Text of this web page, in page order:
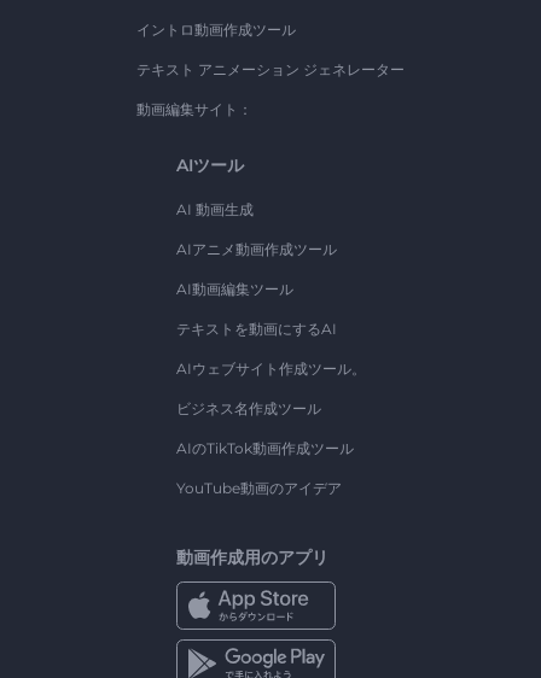
イントロ動画作成ツール
テキスト アニメーション ジェネレーター
動画編集サイト：
AIツール
AI 動画生成
AIアニメ動画作成ツール
AI動画編集ツール
テキストを動画にするAI
AIウェブサイト作成ツール。
ビジネス名作成ツール
AIのTikTok動画作成ツール
YouTube動画のアイデア
動画作成用のアプリ